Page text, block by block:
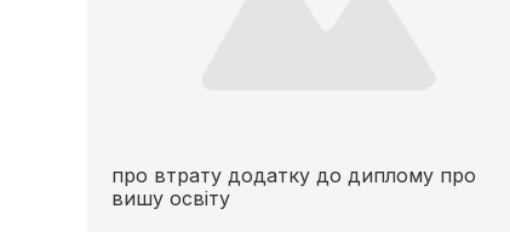
про втрату додатку до диплому про
вишу освіту